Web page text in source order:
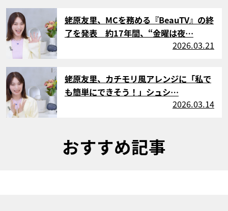
サムネイル
蛯原友里、MCを務める『BeauTV』の終
了を発表 約17年間、“金曜は夜…
2026.03.21
サムネイル
蛯原友里、カチモリ風アレンジに「私で
も簡単にできそう！」シュシ…
2026.03.14
おすすめ記事